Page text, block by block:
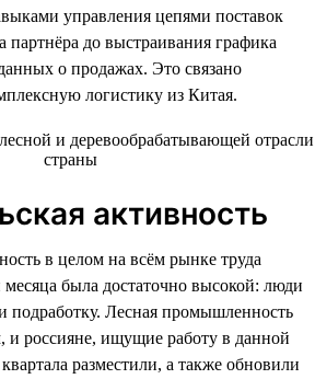
управления цепями поставок
партнёра до выстраивания графика
о продажах. Это связано
логистику из Китая.
активность
в целом на всём рынке труда
была достаточно высокой: люди
подработку. Лесная промышленность
и россияне, ищущие работу в данной
разместили, а также обновили